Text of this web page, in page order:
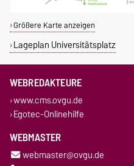
Größere Karte anzeigen
Lageplan Universitätsplatz
WEBREDAKTEURE
www.cms.ovgu.de
Egotec-Onlinehilfe
WEBMASTER
webmaster@ovgu.de